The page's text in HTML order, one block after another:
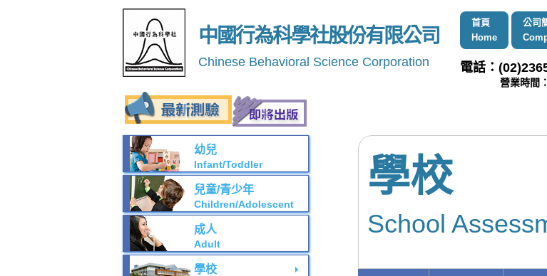
中國行為科學社股份有限公司
Chinese Behavioral Science Corporation
首頁
Home
公司
電話：
營業時間
學校
School
幼兒
Infant/Toddler
兒童/青少年
Children/Adolescent
成人
Adult
學校